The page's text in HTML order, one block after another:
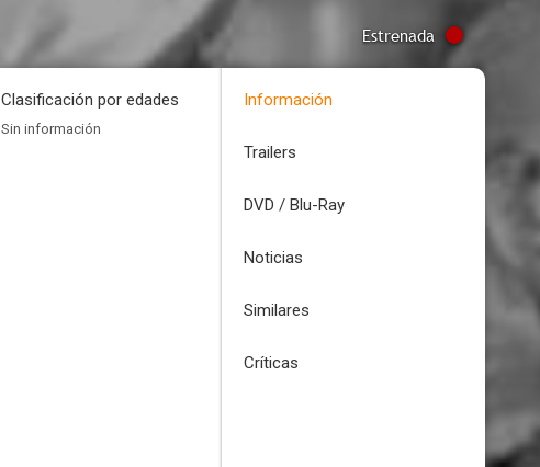
Estrenada
Clasificación por edades
Sin información
Información
Trailers
DVD / Blu-Ray
Noticias
Similares
Críticas